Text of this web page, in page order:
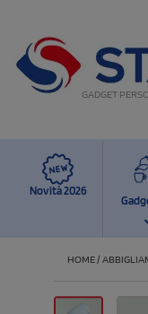
GADGET
Novità 2026
HOME /